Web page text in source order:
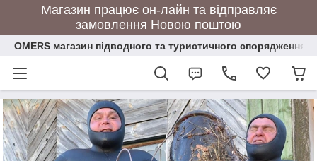
Магазин працює он-лайн та відправляє
замовлення Новою поштою
OMERS магазин підводного та туристичного спорядження